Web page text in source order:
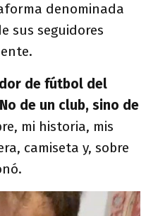
denominada
sus seguidores
de fútbol del
de un club, sino de
mi historia, mis
camiseta y, sobre